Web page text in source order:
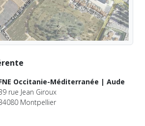
Occitanie-Méditerranée | Aude
rue Jean Giroux
Montpellier